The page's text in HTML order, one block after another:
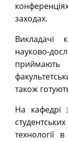
заходах.
Викладачі
науково-
також
На кафедрі
технології